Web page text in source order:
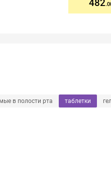
482
в полости рта таблетки